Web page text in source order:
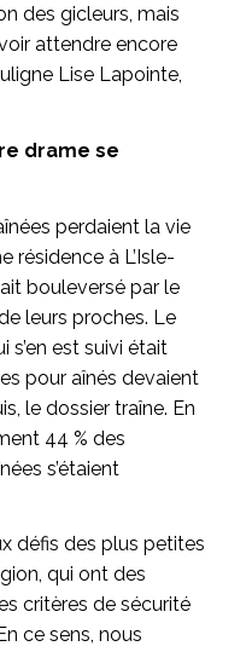
des gicleurs, mais
attendre encore
Lise Lapointe,
drame se
perdaient la vie
résidence à L’Isle-
bouleversé par le
leurs proches. Le
est suivi était
pour aînés devaient
le dossier traîne. En
44 % des
s’étaient
défis des plus petites
qui ont des
critères de sécurité
ce sens, nous